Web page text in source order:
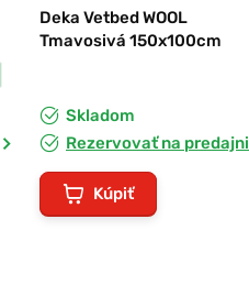
Deka Vetbed WOOL
Tmavosivá 150x100cm
Skladom
Rezervovať na predajni
Kúpiť